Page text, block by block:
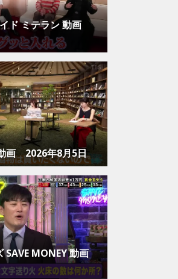
ド ミテラン 動画
画 2026年8月5日
SAVE MONEY 動画